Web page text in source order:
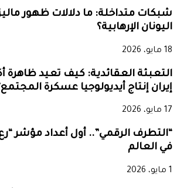
شبكات متداخلة: ما دلالات ظهور
اليونان الإرهابية؟
18 مايو، 2026
التعبئة العقائدية: كيف تعيد
إيران إنتاج أيديولوجيا عسكرة
17 مايو، 2026
“التطرف الرقمي”.. أول أعداد مؤشر
في العالم
1 مايو، 2026